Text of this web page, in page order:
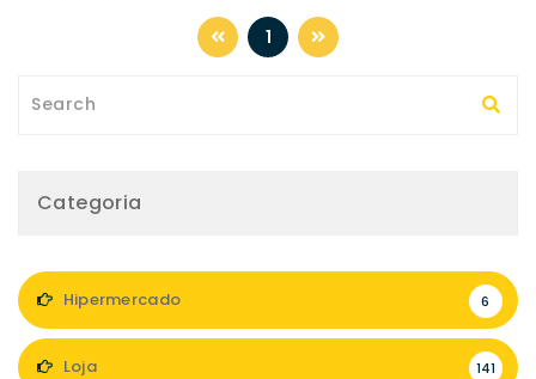
1
Categoria
Hipermercado 6
Loja 141